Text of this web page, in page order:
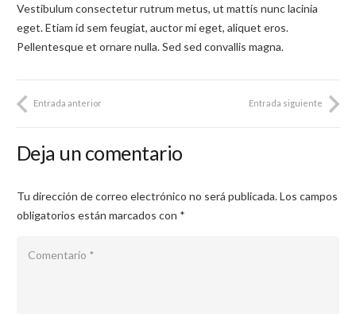
Vestibulum consectetur rutrum metus, ut mattis nunc lacinia
eget. Etiam id sem feugiat, auctor mi eget, aliquet eros.
Pellentesque et ornare nulla. Sed sed convallis magna.
Entrada anterior Entrada siguiente
Deja un comentario
Tu dirección de correo electrónico no será publicada.Los campos
obligatorios están marcados con *